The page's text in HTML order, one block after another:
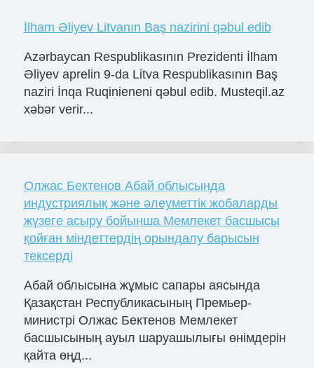
İlham Əliyev Litvanın Baş nazirini qəbul edib
Azərbaycan Respublikasının Prezidenti İlham
Əliyev aprelin 9-da Litva Respublikasının Baş
naziri İnqa Ruqinieneni qəbul edib. Musteqil.az
xəbər verir...
Олжас Бектенов Абай облысында
индустриялық және әлеуметтік жобаларды
жүзеге асыру бойынша Мемлекет басшысы
қойған міндеттердің орындалу барысын
тексерді
Абай облысына жұмыс сапары аясында
Қазақстан Республикасының Премьер-
министрі Олжас Бектенов Мемлекет
басшысының ауыл шаруашылығы өнімдерін
қайта өңд...